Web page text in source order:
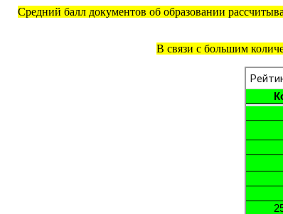
Средний балл документов об образовании
В связи с большим